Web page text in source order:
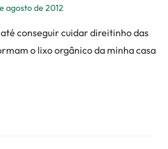
agosto de 2012
conseguir cuidar direitinho das
o lixo orgânico da minha casa